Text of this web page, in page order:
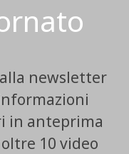
newsletter
in anteprima
10 video